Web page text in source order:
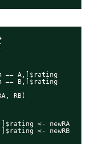
== A,]$rating
== B,]$rating
RB)
<- newRA
<- newRB